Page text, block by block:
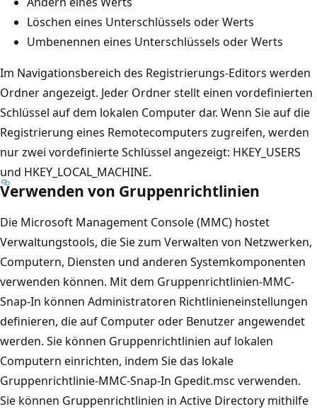
Löschen eines Unterschlüssels oder Werts
Umbenennen eines Unterschlüssels oder Werts
Im Navigationsbereich des Registrierungs-Editors werden
Ordner angezeigt. Jeder Ordner stellt einen vordefinierten
Schlüssel auf dem lokalen Computer dar. Wenn Sie auf die
Registrierung eines Remotecomputers zugreifen, werden
nur zwei vordefinierte Schlüssel angezeigt: HKEY_USERS
und HKEY_LOCAL_MACHINE.
Verwenden von Gruppenrichtlinien
Die Microsoft Management Console (MMC) hostet
Verwaltungstools, die Sie zum Verwalten von Netzwerken,
Computern, Diensten und anderen Systemkomponenten
verwenden können. Mit dem Gruppenrichtlinien-MMC-
Snap-In können Administratoren Richtlinieneinstellungen
definieren, die auf Computer oder Benutzer angewendet
werden. Sie können Gruppenrichtlinien auf lokalen
Computern einrichten, indem Sie das lokale
Gruppenrichtlinie-MMC-Snap-In Gpedit.msc verwenden.
Sie können Gruppenrichtlinien in Active Directory mithilfe